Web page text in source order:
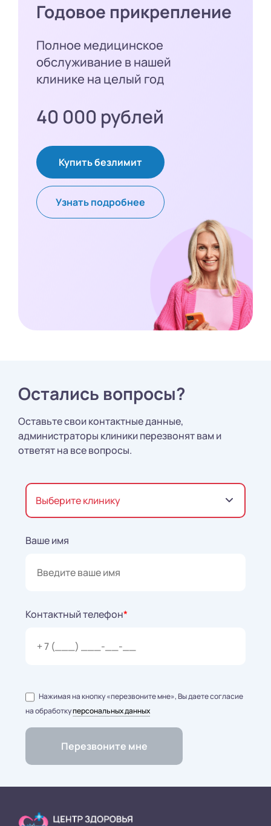
Годовое прикрепление
Полное медицинское
обслуживание в нашей
клинике на целый год
40 000 рублей
Купить безлимит
Узнать подробнее
Остались вопросы?
Оставьте свои контактные данные,
администраторы клиники перезвонят вам и
ответят на все вопросы.
Выберите клинику
Ваше имя
Контактный телефон*
Нажимая на кнопку «перезвоните мне», Вы даете согласие
на обработкуперсональных данных